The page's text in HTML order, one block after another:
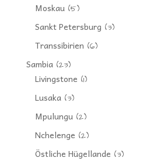
Moskau(5)
Sankt Petersburg (3)
Transsibirien (6)
Sambia(23)
Livingstone (1)
Lusaka(3)
Mpulungu(2)
Nchelenge (2)
Östliche Hügellande (3)